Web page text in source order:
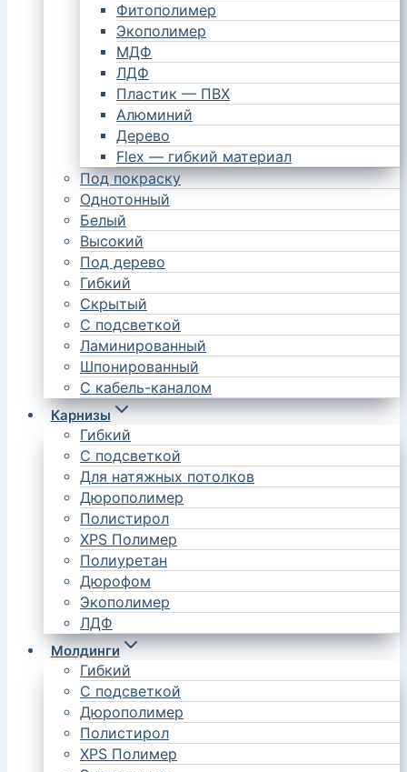
Фитополимер
Экополимер
МДФ
ЛДФ
Пластик — ПВХ
Алюминий
Дерево
Flex — гибкий материал
Под покраску
Однотонный
Белый
Высокий
Под дерево
Гибкий
Скрытый
С подсветкой
Ламинированный
Шпонированный
С кабель-каналом
Карнизы
Гибкий
С подсветкой
Для натяжных потолков
Дюрополимер
Полистирол
XPS Полимер
Полиуретан
Дюрофом
Экополимер
ЛДФ
Молдинги
Гибкий
С подсветкой
Дюрополимер
Полистирол
XPS Полимер